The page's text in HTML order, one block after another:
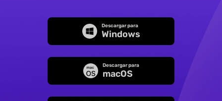
Descargar para
Windows
Descargar para
macOS